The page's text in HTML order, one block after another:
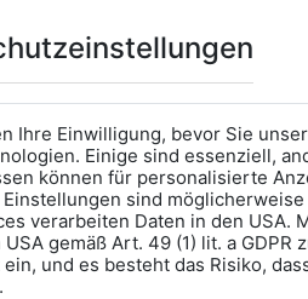
Ihre Einwilligung, bevor Sie
Einige sind essenziell,
können für personalisierte
sind
verarbeiten Daten in den
gemäß Art. 49 (1) lit. a
und es besteht das Risiko,